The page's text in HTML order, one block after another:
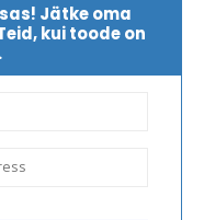
Jätke oma
kui toode on